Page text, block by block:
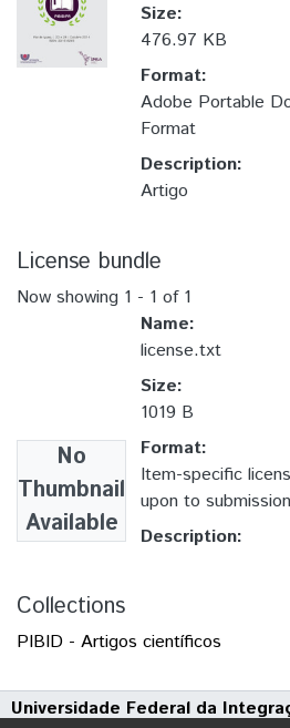
Size:
476.97 KB
Format:
Adobe Portable
Format
Description:
Artigo
License bundle
Now showing 1 - 1 of 1
No
Thumbnail
Available
Name:
license.txt
Size:
1019 B
Format:
Item-specific
upon to submission
Description:
Collections
PIBID - Artigos científicos
Universidade Federal da